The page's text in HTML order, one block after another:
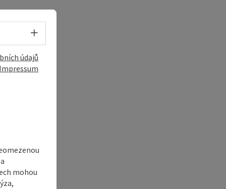
Volba jazyka - Otevřít menu
údajů
Impressum
mohou